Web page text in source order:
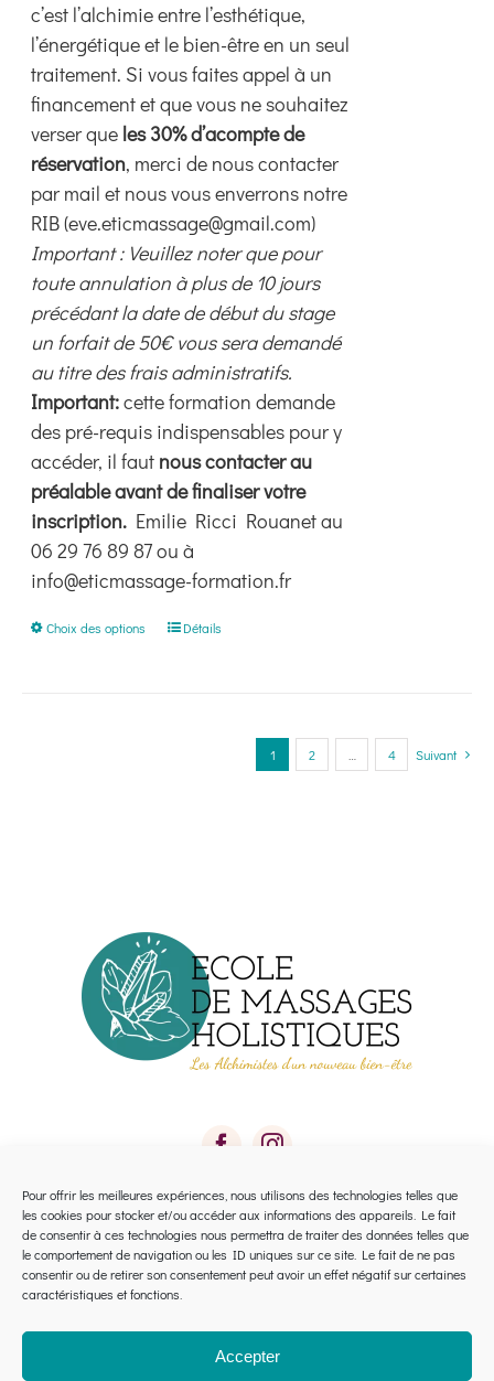
Pour offrir les meilleures expériences, nous utilisons des technologies telles que
les cookies pour stocker et/ou accéder aux informations des appareils. Le fait
de consentir à ces technologies nous permettra de traiter des données telles que
le comportement de navigation ou les ID uniques sur ce site. Le fait de ne pas
consentir ou de retirer son consentement peut avoir un effet négatif sur certaines
caractéristiques et fonctions.
Accepter
c’est l’alchimie entre l’esthétique,
l’énergétique et le bien-être en un seul
traitement. Si vous faites appel à un
financement et que vous ne souhaitez
verser que les 30% d’acompte de
réservation, merci de nous contacter
par mail et nous vous enverrons notre
RIB (eve.eticmassage@gmail.com)
Important : Veuillez noter que pour
toute annulation à plus de 10 jours
précédant la date de début du stage
un forfait de 50€ vous sera demandé
au titre des frais administratifs.
Important:cette formation demande
des pré-requis indispensables pour y
accéder, il faut nous contacter au
préalable avant de finaliser votre
inscription. Emilie Ricci Rouanet au
06 29 76 89 87 ou à
info@eticmassage-formation.fr
Choix des options
Ce
sur
page
du
produit
Détails
1 2 … 4 Suivant
Toggle
Navigation
Calendrier 2026 Avignon
Calendrier 2026 Montpellier